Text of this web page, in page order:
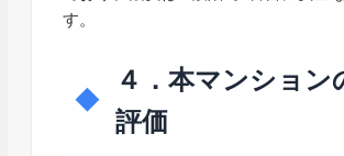
す。
４．本マンション
評価